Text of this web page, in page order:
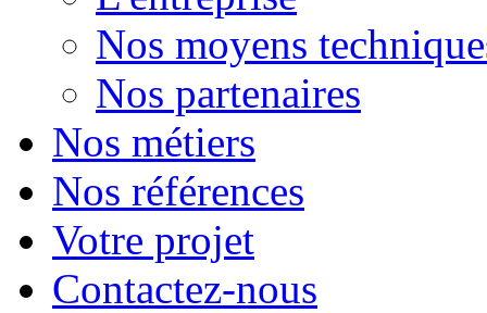
Nos moyens
Nos partenaires
Nos métiers
Nos références
Votre projet
Contactez-nous